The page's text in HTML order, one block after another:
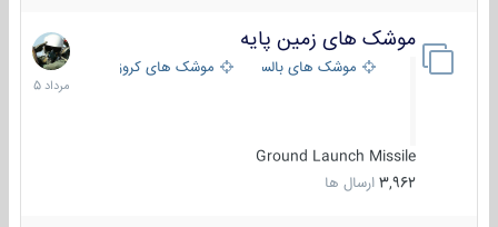
موشک های زمین پایه
موشک های بالستیک موشک های کروز
Ground Launch Missile
3,962 ارسال ها
2
مرداد
1405